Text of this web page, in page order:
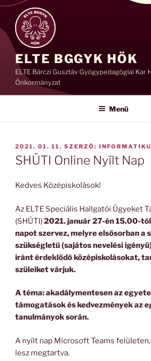
Tartalomhoz
ELTE BGGYK HÖK
ELTE Bárczi Gusztáv Gyógypedagógiai Kar
Önkormányzat
Menü
BEKÜLDVE:
2021. 01. 11. SZERZŐ:
SHÜTI Online Nyílt Nap
Kedves Középiskolások!
Az ELTE Speciális Hallgatói Ügyeket
(SHÜTI)2021. január 27-én 15.00-
napot szervez, melyre elsősorban a
szükségletű (sajátos nevelési
iránt érdeklődő középiskolásokat,
szüleiket várjuk.
A téma: akadálymentesen az
támogatások és kedvezmények az
tanulmányok során.
A nyílt nap Microsoft Teams
lesz megtartva.